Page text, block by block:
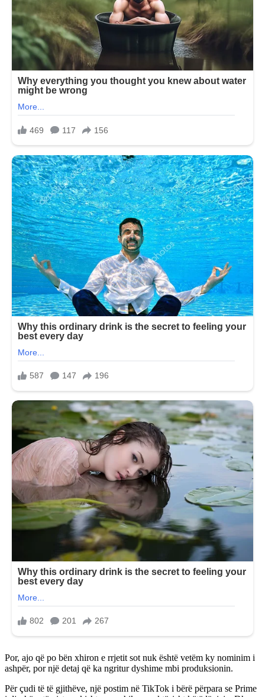
Por, ajo që po bën xhiron e rrjetit sot nuk është vetëm ky nominim i
ashpër, por një detaj që ka ngritur dyshime mbi produksionin.
Për çudi të të gjithëve, një postim në TikTok i bërë përpara se Prime